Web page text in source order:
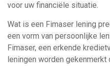
voor uw financiële situatie.
Wat is een Fimaser lening
een vorm van persoonlijke
Fimaser, een erkende
leningen worden gekenmerkt